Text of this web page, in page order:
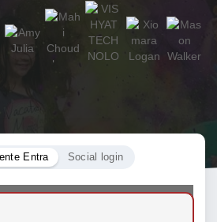
Entra Social login